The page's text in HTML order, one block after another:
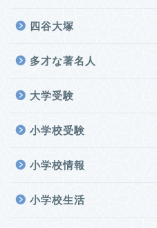
四谷大塚
多才な著名人
大学受験
小学校受験
小学校情報
小学校生活